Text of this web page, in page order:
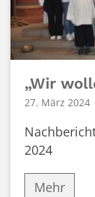
„Wir
27. März 2024
2024
Mehr